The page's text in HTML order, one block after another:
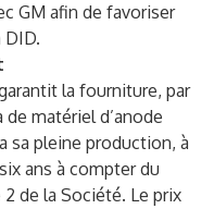
GM afin de favoriser
la fourniture, par
de matériel d’anode
sa pleine production, à
ans à compter du
de la Société. Le prix